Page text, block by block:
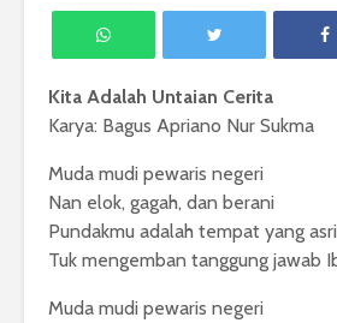
Kita Adalah Untaian Cerita
Karya: Bagus Apriano Nur Sukma
Muda mudi pewaris negeri
Nan elok, gagah, dan berani
Pundakmu adalah tempat yang asri
Tuk mengemban tanggung jawab
Muda mudi pewaris negeri